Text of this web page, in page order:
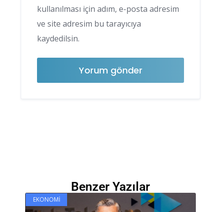
kullanılması için adım, e-posta adresim
ve site adresim bu tarayıcıya
kaydedilsin.
Benzer Yazılar
EKONOMI